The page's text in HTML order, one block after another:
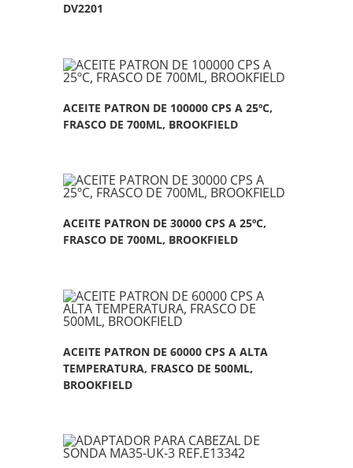
DV2201
ACEITE PATRON DE 100000 CPS A 25ºC,
FRASCO DE 700ML, BROOKFIELD
ACEITE PATRON DE 30000 CPS A 25ºC,
FRASCO DE 700ML, BROOKFIELD
ACEITE PATRON DE 60000 CPS A ALTA
TEMPERATURA, FRASCO DE 500ML,
BROOKFIELD